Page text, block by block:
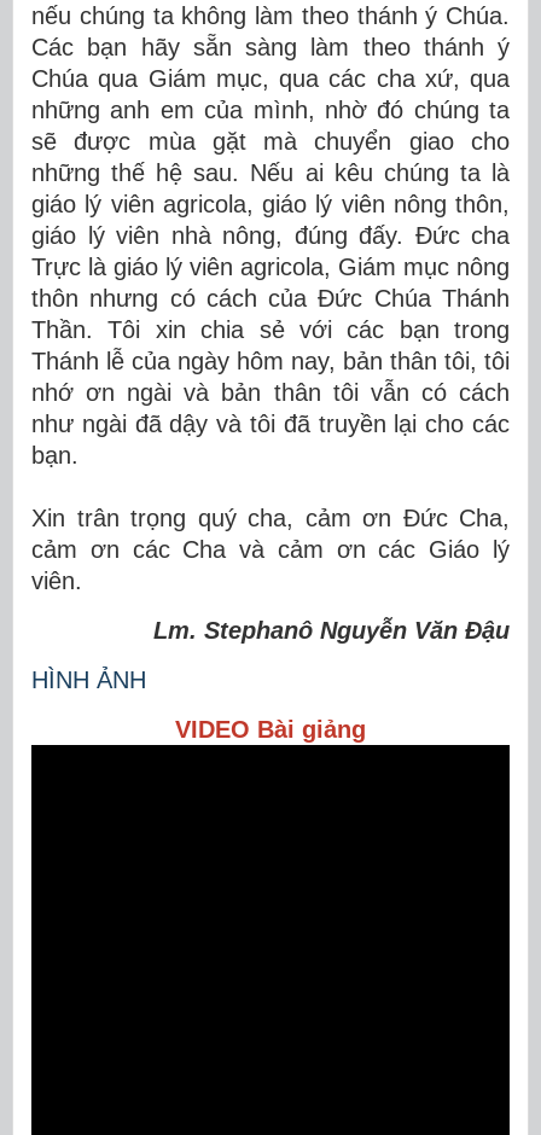
nếu chúng ta không làm theo thánh ý Chúa.
Các bạn hãy sẵn sàng làm theo thánh ý
Chúa qua Giám mục, qua các cha xứ, qua
những anh em của mình, nhờ đó chúng ta
sẽ được mùa gặt mà chuyển giao cho
những thế hệ sau. Nếu ai kêu chúng ta là
giáo lý viên agricola, giáo lý viên nông thôn,
giáo lý viên nhà nông, đúng đấy. Đức cha
Trực là giáo lý viên agricola, Giám mục nông
thôn nhưng có cách của Đức Chúa Thánh
Thần. Tôi xin chia sẻ với các bạn trong
Thánh lễ của ngày hôm nay, bản thân tôi, tôi
nhớ ơn ngài và bản thân tôi vẫn có cách
như ngài đã dậy và tôi đã truyền lại cho các
bạn.
Xin trân trọng quý cha, cảm ơn Đức Cha,
cảm ơn các Cha và cảm ơn các Giáo lý
viên.
Lm. Stephanô Nguyễn Văn Đậu
HÌNH ẢNH
VIDEO Bài giảng